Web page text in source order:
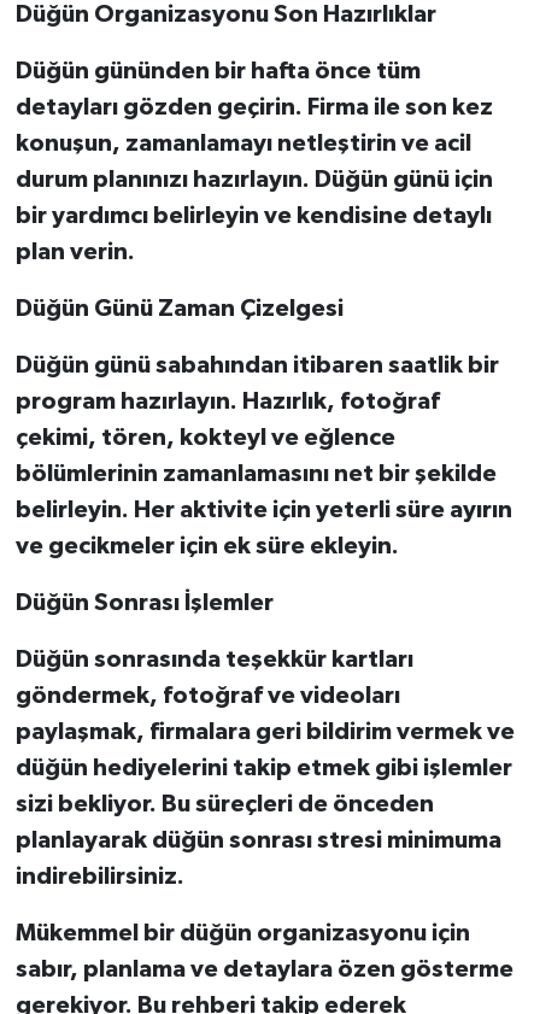
Düğün Organizasyonu Son Hazırlıklar
Düğün gününden bir hafta önce tüm
detayları gözden geçirin. Firma ile son kez
konuşun, zamanlamayı netleştirin ve acil
durum planınızı hazırlayın. Düğün günü için
bir yardımcı belirleyin ve kendisine detaylı
plan verin.
Düğün Günü Zaman Çizelgesi
Düğün günü sabahından itibaren saatlik bir
program hazırlayın. Hazırlık, fotoğraf
çekimi, tören, kokteyl ve eğlence
bölümlerinin zamanlamasını net bir şekilde
belirleyin. Her aktivite için yeterli süre ayırın
ve gecikmeler için ek süre ekleyin.
Düğün Sonrası İşlemler
Düğün sonrasında teşekkür kartları
göndermek, fotoğraf ve videoları
paylaşmak, firmalara geri bildirim vermek ve
düğün hediyelerini takip etmek gibi işlemler
sizi bekliyor. Bu süreçleri de önceden
planlayarak düğün sonrası stresi minimuma
indirebilirsiniz.
Mükemmel bir düğün organizasyonu için
sabır, planlama ve detaylara özen gösterme
gerekiyor. Bu rehberi takip ederek